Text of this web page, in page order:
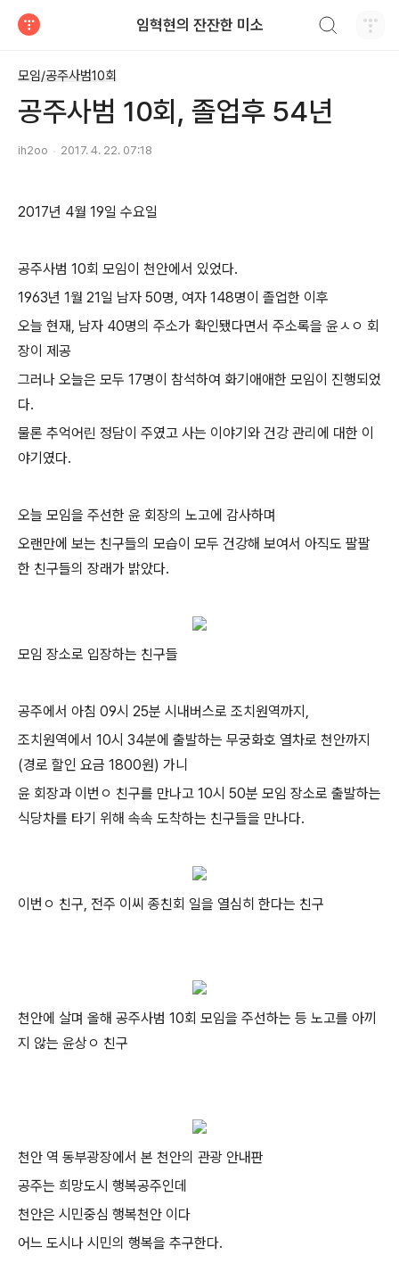
임혁현의 잔잔한 미소
모임/공주사범10회
공주사범 10회, 졸업후 54년
ih2oo 2017. 4. 22. 07:18
2017년 4월 19일 수요일
공주사범 10회 모임이 천안에서 있었다.
1963년 1월 21일 남자 50명, 여자 148명이 졸업한 이후
오늘 현재, 남자 40명의 주소가 확인됐다면서 주소록을 윤ㅅㅇ 회
장이 제공
그러나 오늘은 모두 17명이 참석하여 화기애애한 모임이 진행되었
다.
물론 추억어린 정담이 주였고 사는 이야기와 건강 관리에 대한 이
야기였다.
오늘 모임을 주선한 윤 회장의 노고에 감사하며
오랜만에 보는 친구들의 모습이 모두 건강해 보여서 아직도 팔팔
한 친구들의 장래가 밝았다.
모임 장소로 입장하는 친구들
공주에서 아침 09시 25분 시내버스로 조치원역까지,
조치원역에서 10시 34분에 출발하는 무궁화호 열차로 천안까지
(경로 할인 요금 1800원) 가니
윤 회장과 이번ㅇ 친구를 만나고 10시 50분 모임 장소로 출발하는
식당차를 타기 위해 속속 도착하는 친구들을 만나다.
이번ㅇ 친구, 전주 이씨 종친회 일을 열심히 한다는 친구
천안에 살며 올해 공주사범 10회 모임을 주선하는 등 노고를 아끼
지 않는 윤상ㅇ 친구
천안 역 동부광장에서 본 천안의 관광 안내판
공주는 희망도시 행복공주인데
천안은 시민중심 행복천안 이다
어느 도시나 시민의 행복을 추구한다.